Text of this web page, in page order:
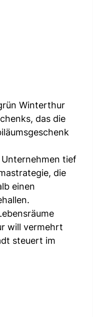
Winterthur
das die
tief
die
einen
will vermehrt
steuert im